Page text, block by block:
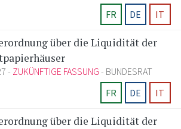
FR
DE IT
über die Liquidität der
ZUKÜNFTIGE FASSUNG
BUNDESRAT
FR
DE IT
über die Liquidität der